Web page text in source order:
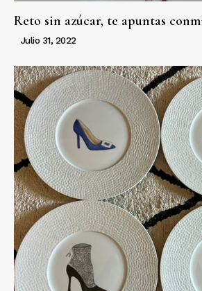
Reto sin azúcar, te apuntas
Julio 31, 2022